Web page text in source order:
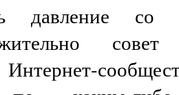
давление со